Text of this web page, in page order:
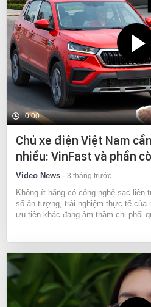
0:00
Chủ xe điện Việt Nam
nhiều: VinFast và phần
Video News 3 tháng trước
Không ít hãng có công nghệ sạc
số ấn tượng, trải nghiệm thực tế của
ưu tiên khác đang âm thầm chi phối